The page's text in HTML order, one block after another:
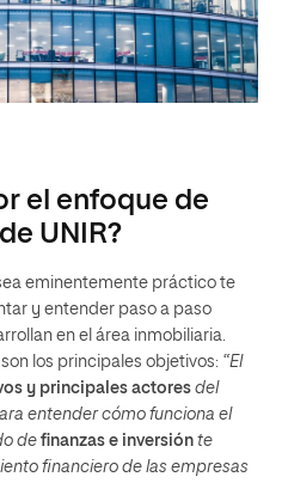
el enfoque de
UNIR?
eminentemente práctico te
y entender paso a paso
en el área inmobiliaria.
los principales objetivos: “El
y principales actores del
entender cómo funciona el
de finanzas e inversión te
financiero de las empresas